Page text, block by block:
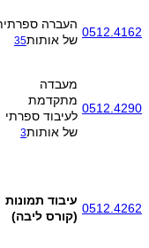
0512.4162
העברה
של אותות 35
0512.4290
מעבדה
מתקדמת
לעיבוד ספרתי
של אותות3
0512.4262
עיבוד תמונות
(קורס ליבה)